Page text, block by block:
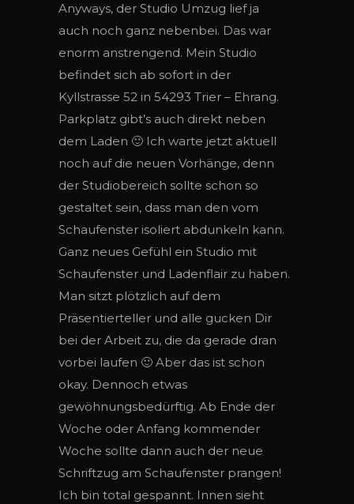
Anyways, der Studio Umzug lief ja
auch noch ganz nebenbei. Das war
enorm anstrengend. Mein Studio
befindet sich ab sofort in der
Kyllstrasse 52 in 54293 Trier – Ehrang.
Parkplatz gibt’s auch direkt neben
dem Laden 🙂 Ich warte jetzt aktuell
noch auf die neuen Vorhänge, denn
der Studiobereich sollte schon so
gestaltet sein, dass man den vom
Schaufenster isoliert abdunkeln kann.
Ganz neues Gefühl ein Studio mit
Schaufenster und Ladenflair zu haben.
Man sitzt plötzlich auf dem
Präsentierteller und alle gucken Dir
bei der Arbeit zu, die da gerade dran
vorbei laufen 🙂 Aber das ist schon
okay. Dennoch etwas
gewöhnungsbedürftig. Ab Ende der
Woche oder Anfang kommender
Woche sollte dann auch der neue
Schriftzug am Schaufenster prangen!
Ich bin total gespannt. Innen sieht